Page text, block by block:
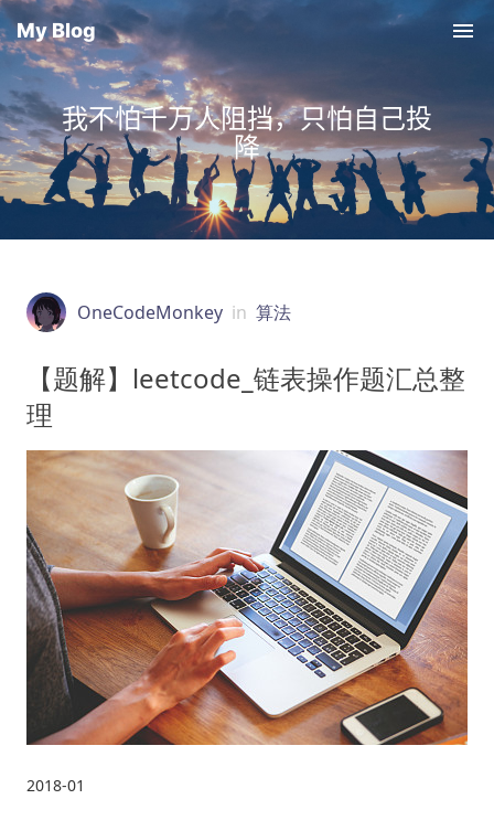
My Blog
我不怕千万人阻挡，只怕自己投
降
OneCodeMonkey in 算法
【题解】leetcode_链表操作题汇总整
理
2018-01